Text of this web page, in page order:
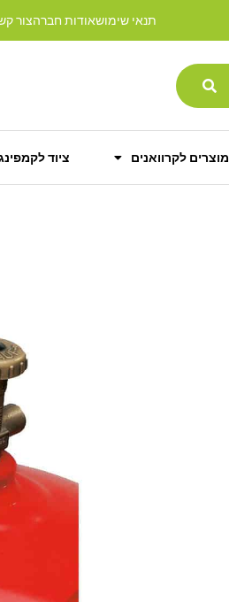
תנאי שימושאודות חברהצור
מוצרים לקרוואנים ציוד